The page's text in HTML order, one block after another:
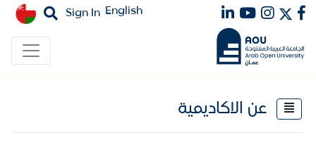
English
Sign In
عن الاكاديمية